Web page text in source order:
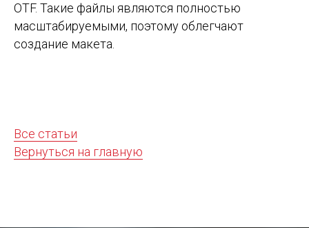
OTF. Такие файлы являются полностью
масштабируемыми, поэтому облегчают
создание макета.
Все статьи
Вернуться на главную